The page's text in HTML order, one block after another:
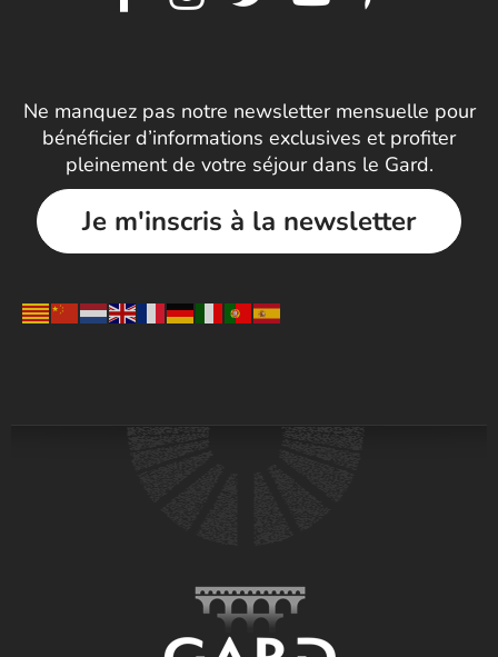
Ne manquez pas notre newsletter mensuelle pour
bénéficier d’informations exclusives et profiter
pleinement de votre séjour dans le Gard.
Je m'inscris à la newsletter